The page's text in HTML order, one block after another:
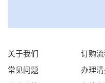
关于我们
常见问题
订购流
办理清